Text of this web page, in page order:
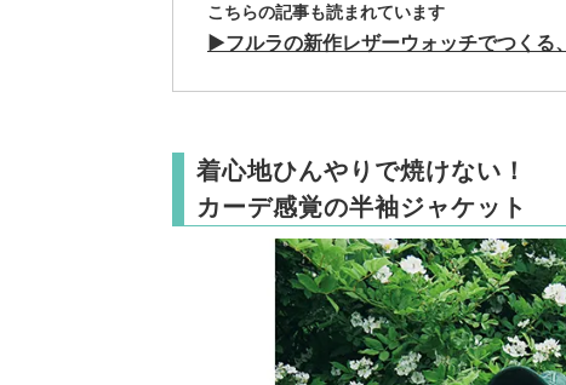
こちらの記事も読まれています
▶︎フルラの新作レザーウォッチでつくる、
着心地ひんやりで焼けない！
カーデ感覚の半袖ジャケット